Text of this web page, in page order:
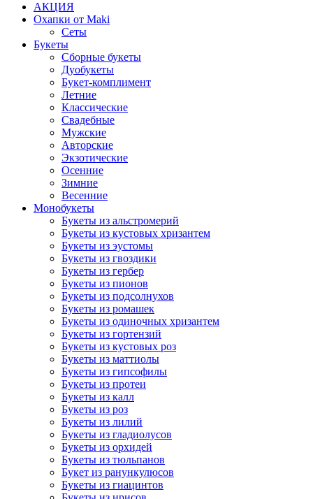
АКЦИЯ
Охапки от Maki
Сеты
Букеты
Сборные букеты
Дуобукеты
Букет-комплимент
Летние
Классические
Свадебные
Мужские
Авторские
Экзотические
Осенние
Зимние
Весенние
Монобукеты
Букеты из альстромерий
Букеты из кустовых хризантем
Букеты из эустомы
Букеты из гвоздики
Букеты из гербер
Букеты из пионов
Букеты из подсолнухов
Букеты из ромашек
Букеты из одиночных хризантем
Букеты из гортензий
Букеты из кустовых роз
Букеты из маттиолы
Букеты из гипсофилы
Букеты из протеи
Букеты из калл
Букеты из роз
Букеты из лилий
Букеты из гладиолусов
Букеты из орхидей
Букеты из тюльпанов
Букет из ранункулюсов
Букеты из гиацинтов